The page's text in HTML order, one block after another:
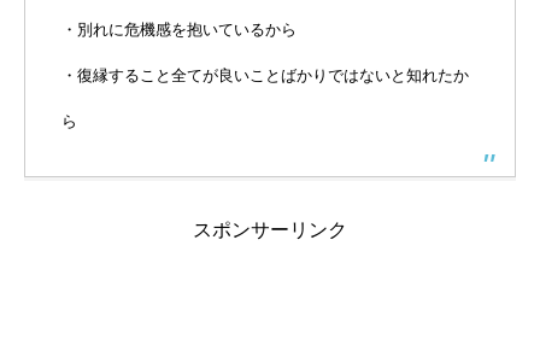
・別れに危機感を抱いているから
・復縁すること全てが良いことばかりではないと知れたか
ら
スポンサーリンク